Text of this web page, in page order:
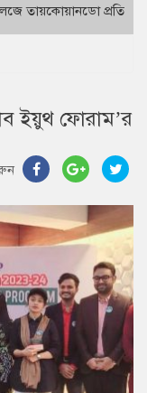
প্রতিযোগিতা
ইয়ুথ ফোরাম’র